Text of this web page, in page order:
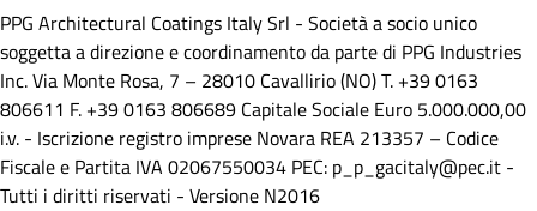
PPG Architectural Coatings Italy Srl - Società a socio unico
soggetta a direzione e coordinamento da parte di PPG Industries
Inc. Via Monte Rosa, 7 – 28010 Cavallirio (NO) T. +39 0163
806611 F. +39 0163 806689 Capitale Sociale Euro 5.000.000,00
i.v. - Iscrizione registro imprese Novara REA 213357 – Codice
Fiscale e Partita IVA 02067550034 PEC: p_p_gacitaly@pec.it -
Tutti i diritti riservati - Versione N2016